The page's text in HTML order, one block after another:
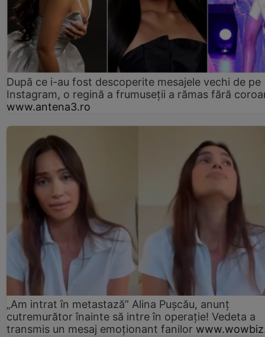
După ce i-au fost descoperite mesajele vechi de pe
Instagram, o regină a frumuseții a rămas fără
www.antena3.ro
„Am intrat în metastază” Alina Pușcău, anunț
cutremurător înainte să intre în operație! Vedeta a
transmis un mesaj emoționant fanilor